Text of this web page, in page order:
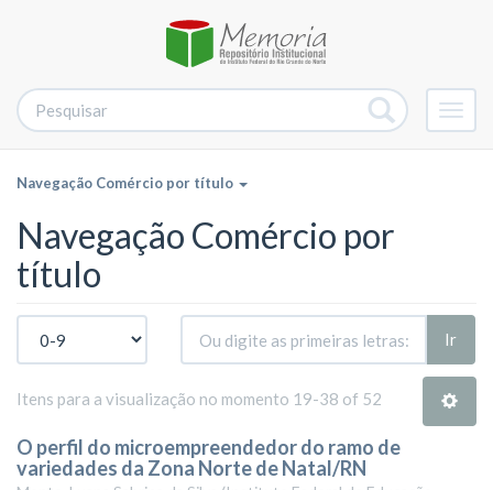
Navegação Comércio por título
Navegação Comércio por
título
Ir
Itens para a visualização no momento 19-38 of 52
O perfil do microempreendedor do ramo de
variedades da Zona Norte de Natal/RN